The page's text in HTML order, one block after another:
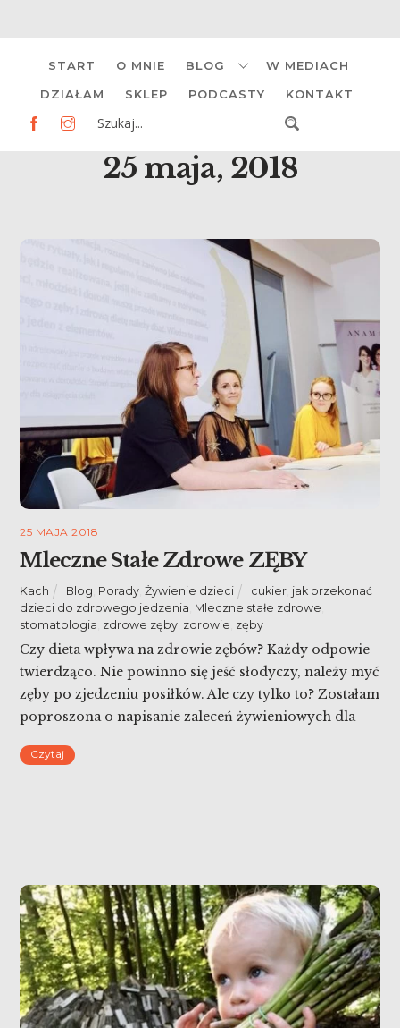
content
START O MNIE BLOG W MEDIACH
DZIAŁAM SKLEP PODCASTY KONTAKT
25 maja, 2018
25 MAJA 2018
Mleczne Stałe Zdrowe ZĘBY
Kach Blog Porady ,Żywienie dzieci cukier jak przekonać
dzieci do zdrowego jedzenia Mleczne stałe zdrowe
stomatologia zdrowe zęby zdrowie zęby
Czy dieta wpływa na zdrowie zębów? Każdy odpowie
twierdząco. Nie powinno się jeść słodyczy, należy myć
zęby po zjedzeniu posiłków. Ale czy tylko to? Zostałam
poproszona o napisanie zaleceń żywieniowych dla
zagłębiłam się w temacie połączeń diety i zdrowych
Czytaj